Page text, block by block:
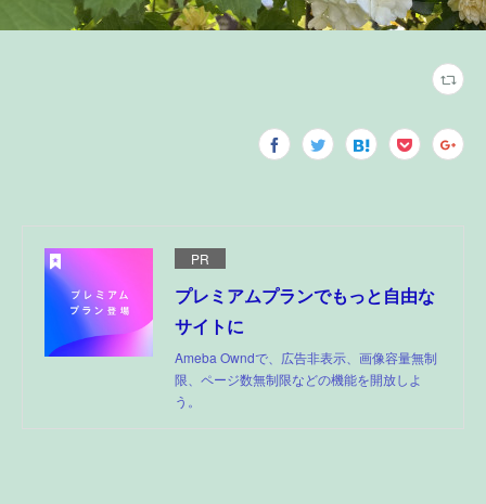
PR
プレミアムプランでもっと自由な
サイトに
Ameba Owndで、広告非表示、画像容量無制
限、ページ数無制限などの機能を開放しよ
う。